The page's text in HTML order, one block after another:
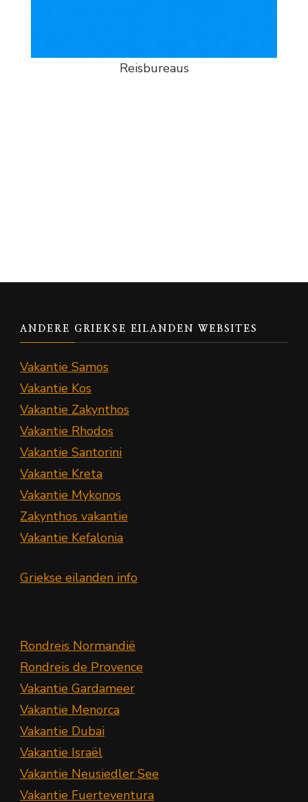
Reisbureaus
ANDERE GRIEKSE EILANDEN WEBSITES
Vakantie Samos
Vakantie Kos
Vakantie Zakynthos
Vakantie Rhodos
Vakantie Santorini
Vakantie Kreta
Vakantie Mykonos
Zakynthos vakantie
Vakantie Kefalonia
Griekse eilanden info
Rondreis Normandië
Rondreis de Provence
Vakantie Gardameer
Vakantie Menorca
Vakantie Dubai
Vakantie Israël
Vakantie Neusiedler See
Vakantie Fuerteventura